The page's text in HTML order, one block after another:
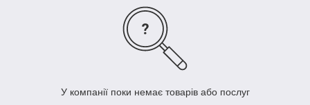
У компанії поки немає товарів або послуг